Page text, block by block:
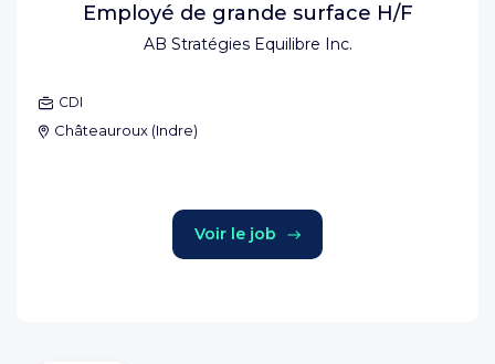
AB Stratégies Equilibre Inc.
Employé de grande surface H/F
CDI
Châteauroux (Indre)
Voir le job